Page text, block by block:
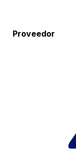
Proveedor